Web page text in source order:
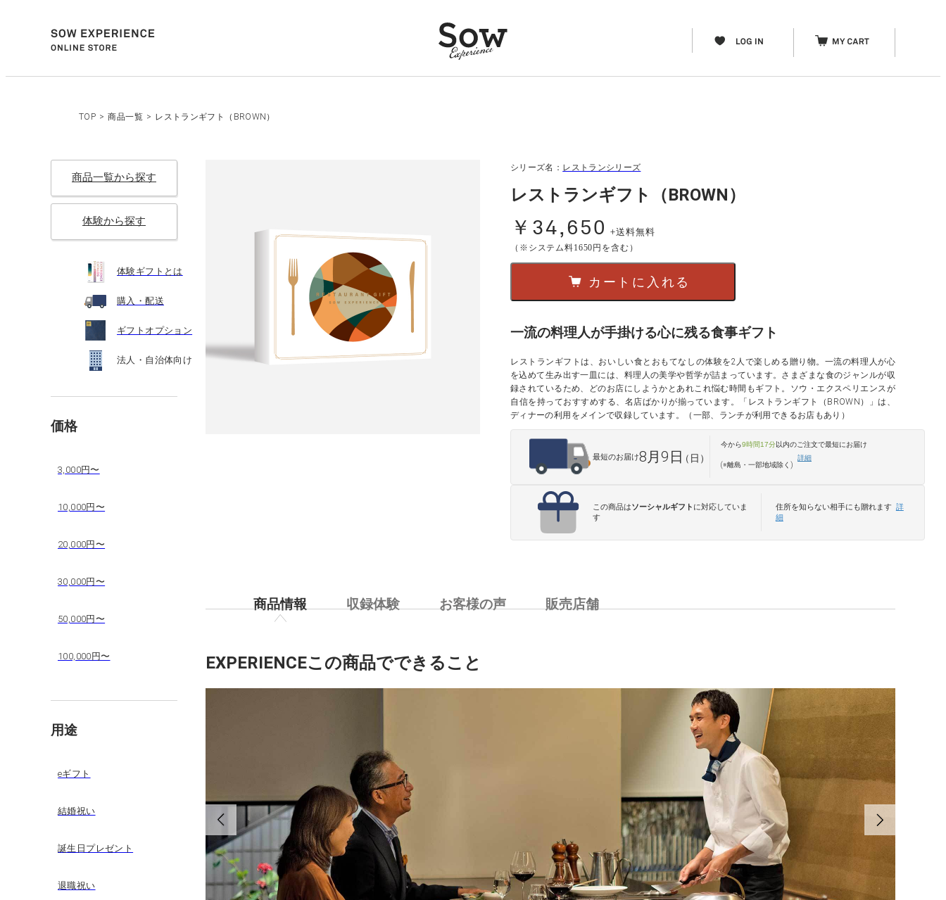
TOP > 商品一覧 > レストランギフト（BROWN）
商品一覧から探す
体験から探す
体験ギフトとは
購入・配送
ギフトオプション
法人・自治体向け
価格
3,000円〜
10,000円〜
20,000円〜
30,000円〜
50,000円〜
100,000円〜
用途
eギフト
結婚祝い
誕生日プレゼント
退職祝い
シリーズ名： レストランシリーズ
レストランギフト（BROWN）
￥34,650 +送料無料
（※システム料1650円を含む）
カートに入れる
一流の料理人が手掛ける心に残る食事ギフト
レストランギフトは、おいしい食とおもてなしの体験を2人で楽しめる贈り物。一流の料理人が心
を込めて生み出す一皿には、料理人の美学や哲学が詰まっています。さまざまな食のジャンルが収
録されているため、どのお店にしようかとあれこれ悩む時間もギフト。ソウ・エクスペリエンスが
自信を持っておすすめする、名店ばかりが揃っています。「レストランギフト（BROWN）」は、
ディナーの利用をメインで収録しています。（一部、ランチが利用できるお店もあり）
最短のお届け8月9日（日）
今から9時間17分以内のご注文で最短にお届け
(※離島・一部地域除く)
詳細
この商品はソーシャルギフト に対応していま
す
住所を知らない相手にも贈れます 詳
細
商品情報 収録体験 お客様の声 販売店舗
EXPERIENCEこの商品でできること